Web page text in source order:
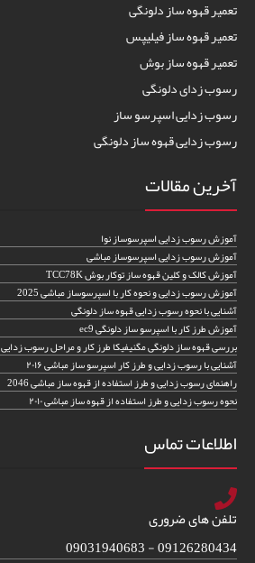
تعمیر قهوه ساز دلونگی
تعمیر قهوه ساز فیلیپس
تعمیر قهوه ساز بوش
رسوب زدای دلونگی
رسوب زدایی اسپرسو ساز
رسوب زدایی قهوه ساز دلونگی
آخرین مقالات
آموزش رسوب زدایی اسپرسوساز نوا
آموزش رسوب زدایی اسپرسوساز مباشی
آموزش کالک و کلین قهوه ساز توکار بوش TCC78K
آموزش رسوب زدایی و نحوه کار با اسپرسوساز مباشی 2025
آشنایی با نحوه رسوب زدایی قهوه ساز دلونگی
آموزش طرز کار با اسپرسو ساز دلونگی ec9
بررسی قهوه ساز دلونگی مگنیفیکا طرز کار و مراحل رسوب زدایی
آشنایی با رسوب زدایی و طرز کار اسپرسو ساز مباشی ۲۰۱۶
راهنمای رسوب زدایی و طرز استفاده از قهوه ساز مباشی 2046
نحوه رسوب زدایی و طرز استفاده از قهوه ساز مباشی ۲۰۱۰
اطلاعات تماس
تلفن های ضروری
09126280434 - 09031940683